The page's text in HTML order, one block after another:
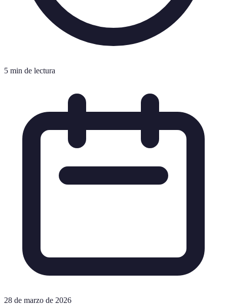
5 min de lectura
28 de marzo de 2026